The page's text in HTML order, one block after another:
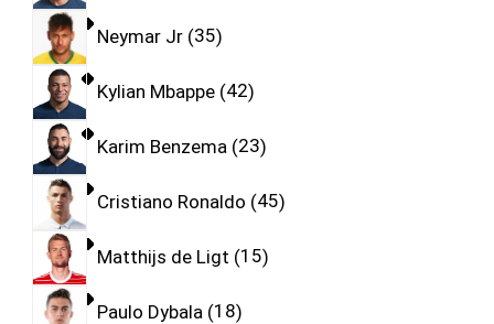
Neymar Jr 35
Kylian Mbappe 42
Karim Benzema 23
Cristiano Ronaldo 45
Matthijs de Ligt 15
Paulo Dybala 18